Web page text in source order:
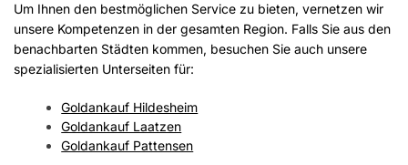
Um Ihnen den bestmöglichen Service zu bieten, vernetzen wir
unsere Kompetenzen in der gesamten Region. Falls Sie aus den
benachbarten Städten kommen, besuchen Sie auch unsere
spezialisierten Unterseiten für:
Goldankauf Hildesheim
Goldankauf Laatzen
Goldankauf Pattensen